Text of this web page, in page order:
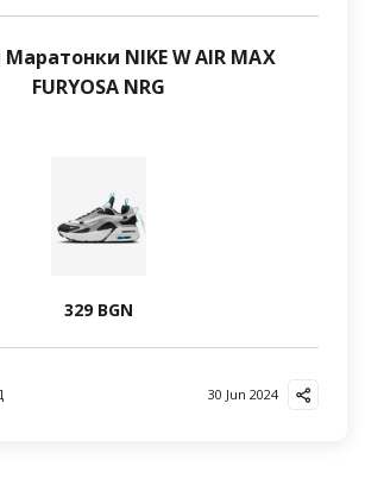
NIKE W AIR MAX
FURYOSA NRG
329 BGN
30 Jun 2024